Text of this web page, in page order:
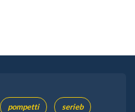
pompetti serieb